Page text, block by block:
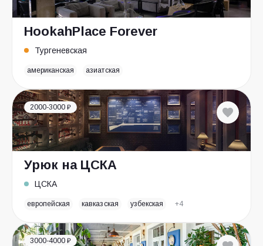
HookahPlace Forever
Тургеневская
американская азиатская
2000-3000 ₽
Урюк на ЦСКА
ЦСКА
европейская кавказская узбекская +4
3000-4000 ₽